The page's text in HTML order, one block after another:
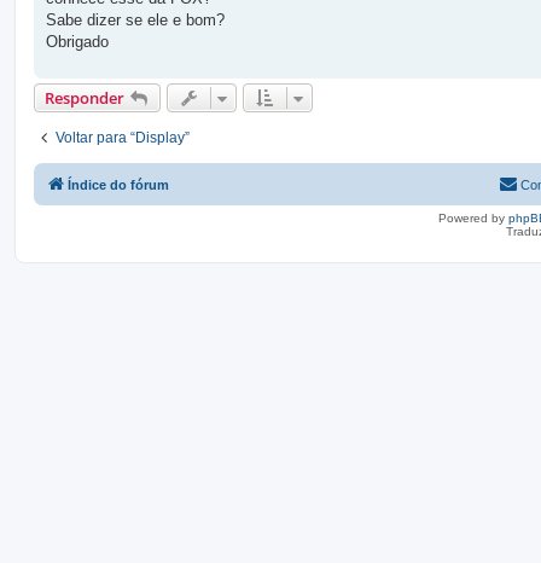
g
m
Sabe dizer se ele e bom?
Obrigado
Responder
Voltar para “Display”
Índice do fórum
Powered by